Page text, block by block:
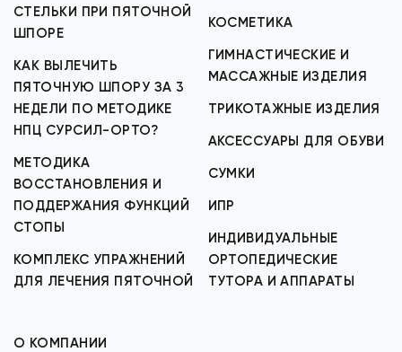
СТЕЛЬКИ ПРИ ПЯТОЧНОЙ
ШПОРЕ
КАК ВЫЛЕЧИТЬ
ПЯТОЧНУЮ ШПОРУ ЗА 3
НЕДЕЛИ ПО МЕТОДИКЕ
НПЦ СУРСИЛ-ОРТО?
МЕТОДИКА
ВОССТАНОВЛЕНИЯ И
ПОДДЕРЖАНИЯ ФУНКЦИЙ
СТОПЫ
КОМПЛЕКС УПРАЖНЕНИЙ
ДЛЯ ЛЕЧЕНИЯ ПЯТОЧНОЙ
КОСМЕТИКА
ГИМНАСТИЧЕСКИЕ И
МАССАЖНЫЕ ИЗДЕЛИЯ
ТРИКОТАЖНЫЕ ИЗДЕЛИЯ
АКСЕССУАРЫ ДЛЯ ОБУВИ
СУМКИ
ИПР
ИНДИВИДУАЛЬНЫЕ
ОРТОПЕДИЧЕСКИЕ
ТУТОРА И АППАРАТЫ
О КОМПАНИИ